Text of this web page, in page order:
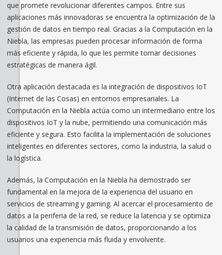
que promete revolucionar diferentes campos. Entre sus
aplicaciones más innovadoras se encuentra la optimización de la
gestión de datos en tiempo real. Gracias a la Computación en la
Niebla, las empresas pueden procesar información de forma
más eficiente y rápida, lo que les permite tomar decisiones
estratégicas de manera ágil.
Otra aplicación destacada es la integración de dispositivos IoT
(Internet de las Cosas) en entornos empresariales. La
Computación en la Niebla actúa como un intermediario entre los
dispositivos IoT y la nube, permitiendo una comunicación más
eficiente y segura. Esto facilita la implementación de soluciones
inteligentes en diferentes sectores, como la industria, la salud o
la logística.
Además, la Computación en la Niebla ha demostrado ser
fundamental en la mejora de la experiencia del usuario en
servicios de streaming y gaming. Al acercar el procesamiento de
datos a la periferia de la red, se reduce la latencia y se optimiza
la calidad de la transmisión de datos, proporcionando a los
usuarios una experiencia más fluida y envolvente.